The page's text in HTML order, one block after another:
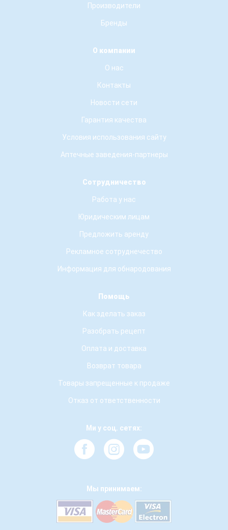
Производители
Бренды
О компании
О нас
Контакты
Новости сети
Гарантия качества
Условия использования сайту
Аптечные заведения-партнеры
Сотрудничество
Работа у нас
Юридическим лицам
Предложить аренду
Рекламное сотруднечество
Информация для обнародования
Помощь
Как зделать заказ
Разобрать рецепт
Оплата и доставка
Возврат товара
Товары запрещенные к продаже
Отказ от ответственности
Ми у соц. сетях:
Мы принимаем: